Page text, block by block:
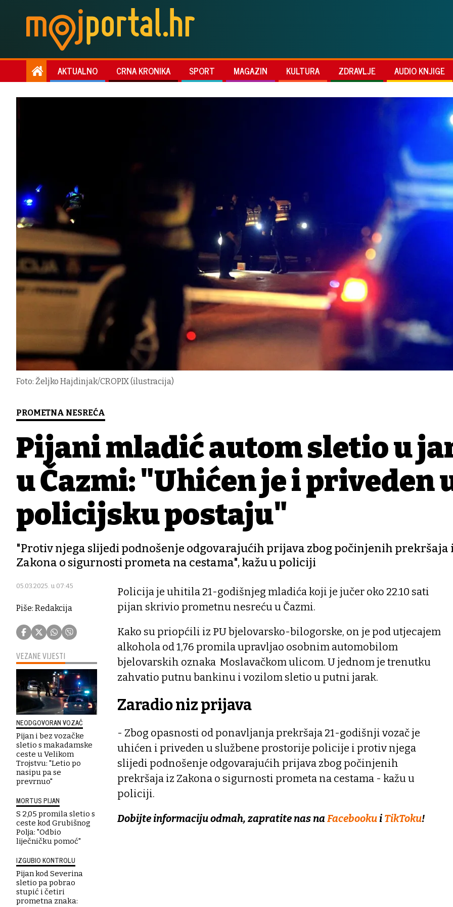
AKTUALNO CRNA KRONIKA SPORT MAGAZIN KULTURA ZDRAVLJE AUDIO KNJIGE
Foto: Željko Hajdinjak/CROPIX (ilustracija)
PROMETNA NESREĆA
Pijani mladić autom sletio u
u Čazmi: "Uhićen je i priveden
policijsku postaju"
"Protiv njega slijedi podnošenje odgovarajućih prijava zbog počinjenih prekršaja
Zakona o sigurnosti prometa na cestama", kažu u policiji
05.03.2025. u 07:45
Piše: Redakcija
VEZANE VIJESTI
NEODGOVORAN VOZAČ
Pijan i bez vozačke
sletio s makadamske
ceste u Velikom
Trojstvu: "Letio po
nasipu pa se
prevrnuo"
MORTUS PIJAN
S 2,05 promila sletio s
ceste kod Grubišnog
Polja: "Odbio
liječničku pomoć"
IZGUBIO KONTROLU
Pijan kod Severina
sletio pa pobrao
stupić i četiri
prometna znaka:
Policija je uhitila 21-godišnjeg mladića koji je jučer oko 22.10 sati
pijan skrivio prometnu nesreću u Čazmi.
Kako su priopćili iz PU bjelovarsko-bilogorske, on je pod utjecajem
alkohola od 1,76 promila upravljao osobnim automobilom
bjelovarskih oznaka Moslavačkom ulicom. U jednom je trenutku
zahvatio putnu bankinu i vozilom sletio u putni jarak.
Zaradio niz prijava
- Zbog opasnosti od ponavljanja prekršaja 21-godišnji vozač je
uhićen i priveden u službene prostorije policije i protiv njega
slijedi podnošenje odgovarajućih prijava zbog počinjenih
prekršaja iz Zakona o sigurnosti prometa na cestama - kažu u
policiji.
Dobijte informaciju odmah, zapratite nas na Facebooku i TikToku!